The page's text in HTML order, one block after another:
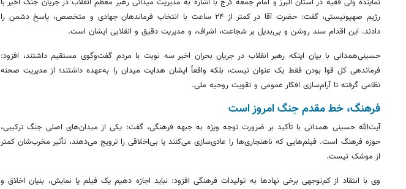
نماینده ولی فقیه در استان البرز و امام جمعه کرج با اشاره به مدیریت میدانی رهبر معظم انقلاب در جریان جنگ اخیر با
رژیم صهیونیستی، گفت: حضرت آقا در کمتر از ۲۴ ساعت با انتخاب فرماندهان جهادی و متخصص، پاسخ دشمن را
دادند. این اقدام سند روشن و بی‌بدیل بر شجاعت، اشراف، و مدیریت دقیق و انقلابی ایشان است.
حسینی‌همدانی با بیان اینکه رهبر انقلاب در جریان بحران اخیر سه نوبت با مردم گفت‌وگوی مستقیم داشتند، افزود:
فرماندهی کل قوا بودن فقط یک عنوان نیست، بلکه واقعاً ایشان هدایت میدان را به‌عهده داشتند؛ از مدیریت صحنه
نظامی گرفته تا آرام‌سازی افکار عمومی و تقویت روحیه ملی.
فرهنگ، خط مقدم جنگ امروز است
آیت‌الله حسینی همدانی با تأکید بر ضرورت توجه ویژه به جبهه فرهنگی، گفت: یکی از میدان‌های اصلی جنگ ترکیبی،
حوزه فرهنگ است. فیلم‌هایی که ناهنجاری‌ها را عادی‌سازی می‌کنند یا بی‌اخلاقی را ترویج می‌دهند، تأثیر مخرب‌شان کمتر
از موشک نیست.
وی با انتقاد از کم‌توجهی برخی نهادها به تولیدات فرهنگی افزود: نباید اجازه دهیم یک فیلم یا نمایش، بنیان اخلاق و